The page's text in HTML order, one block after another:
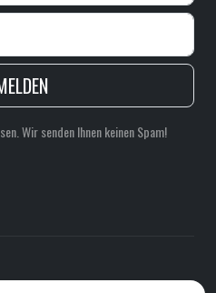
Wir senden Ihnen keinen Spam!